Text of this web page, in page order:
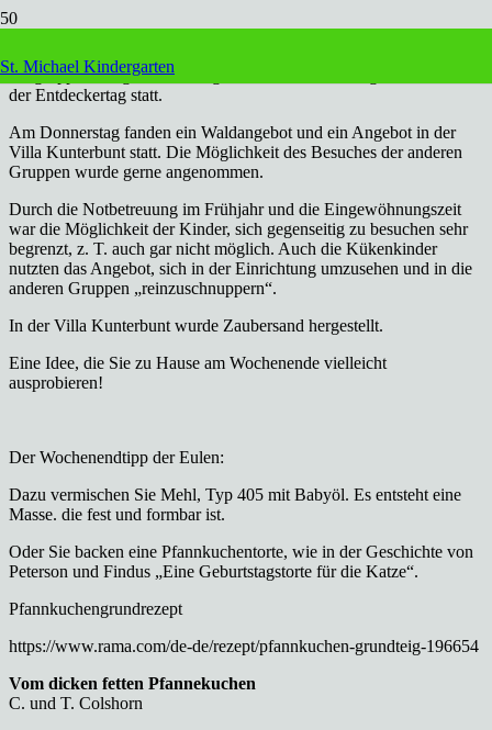
St. Michael Kindergarten
die gruppenübergreifende Angebote, wie das Montagsturnen und
der Entdeckertag statt.
Am Donnerstag fanden ein Waldangebot und ein Angebot in der
Villa Kunterbunt statt. Die Möglichkeit des Besuches der anderen
Gruppen wurde gerne angenommen.
Durch die Notbetreuung im Frühjahr und die Eingewöhnungszeit
war die Möglichkeit der Kinder, sich gegenseitig zu besuchen sehr
begrenzt, z. T. auch gar nicht möglich. Auch die Kükenkinder
nutzten das Angebot, sich in der Einrichtung umzusehen und in die
anderen Gruppen „reinzuschnuppern“.
In der Villa Kunterbunt wurde Zaubersand hergestellt.
Eine Idee, die Sie zu Hause am Wochenende vielleicht
ausprobieren!
Der Wochenendtipp der Eulen:
Dazu vermischen Sie Mehl, Typ 405 mit Babyöl. Es entsteht eine
Masse. die fest und formbar ist.
Oder Sie backen eine Pfannkuchentorte, wie in der Geschichte von
Peterson und Findus „Eine Geburtstagstorte für die Katze“.
Pfannkuchengrundrezept
https://www.rama.com/de-de/rezept/pfannkuchen-grundteig-196654
Vom dicken fetten Pfannekuchen
C. und T. Colshorn